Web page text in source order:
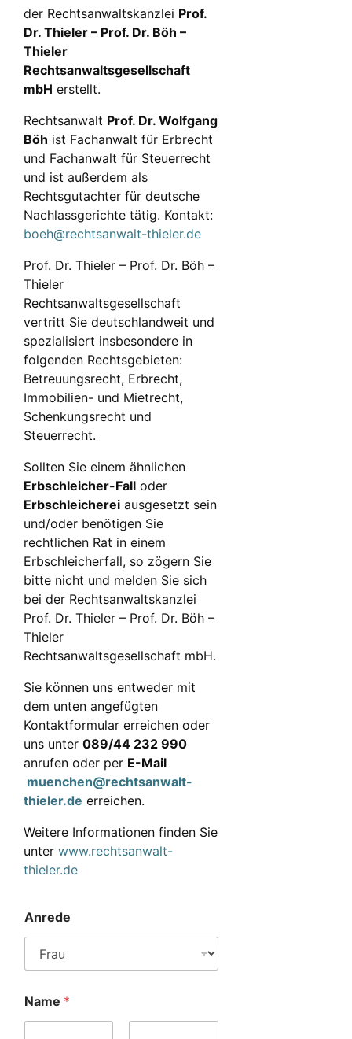
der Rechtsanwaltskanzlei Prof.
Dr. Thieler – Prof. Dr. Böh –
Thieler
Rechtsanwaltsgesellschaft
mbH erstellt.
Rechtsanwalt Prof. Dr. Wolfgang
Böh ist Fachanwalt für Erbrecht
und Fachanwalt für Steuerrecht
und ist außerdem als
Rechtsgutachter für deutsche
Nachlassgerichte tätig. Kontakt:
boeh@rechtsanwalt-thieler.de
Prof. Dr. Thieler – Prof. Dr. Böh –
Thieler
Rechtsanwaltsgesellschaft
vertritt Sie deutschlandweit und
spezialisiert insbesondere in
folgenden Rechtsgebieten:
Betreuungsrecht, Erbrecht,
Immobilien- und Mietrecht,
Schenkungsrecht und
Steuerrecht.
Sollten Sie einem ähnlichen
Erbschleicher-Fall oder
Erbschleicherei ausgesetzt sein
und/oder benötigen Sie
rechtlichen Rat in einem
Erbschleicherfall, so zögern Sie
bitte nicht und melden Sie sich
bei der Rechtsanwaltskanzlei
Prof. Dr. Thieler – Prof. Dr. Böh –
Thieler
Rechtsanwaltsgesellschaft mbH.
Sie können uns entweder mit
dem unten angefügten
Kontaktformular erreichen oder
uns unter 089/44 232 990
anrufen oder per E-Mail
muenchen@rechtsanwalt-
thieler.de erreichen.
Weitere Informationen finden Sie
unter www.rechtsanwalt-
thieler.de
Anrede
Name *